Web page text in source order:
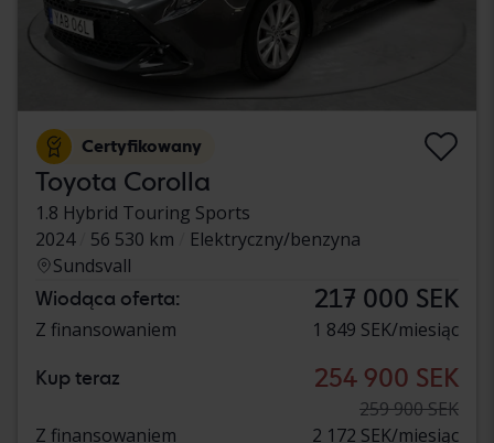
Certyfikowany
Toyota Corolla
1.8 Hybrid Touring Sports
2024
56 530 km
Elektryczny/benzyna
Sundsvall
Wiodąca oferta: 217 000 SEK
Z finansowaniem 1 849 SEK/miesiąc
Kup teraz 254 900 SEK
259 900 SEK
Z finansowaniem
2 172 SEK/miesiąc